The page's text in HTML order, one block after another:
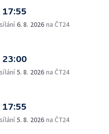
17:55
6. 8. 2026 na ČT24
23:00
5. 8. 2026 na ČT24
5. 8. 2026 na ČT24